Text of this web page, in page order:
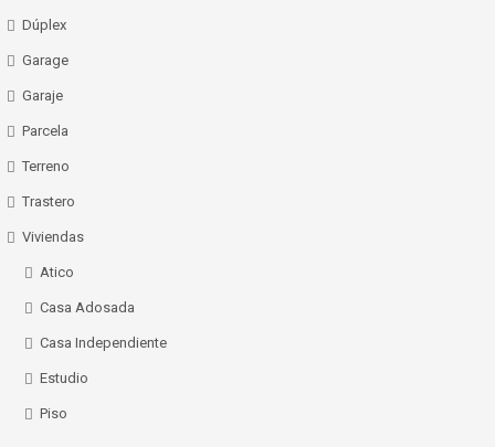
Dúplex
Garage
Garaje
Parcela
Terreno
Trastero
Viviendas
Atico
Casa Adosada
Casa Independiente
Estudio
Piso